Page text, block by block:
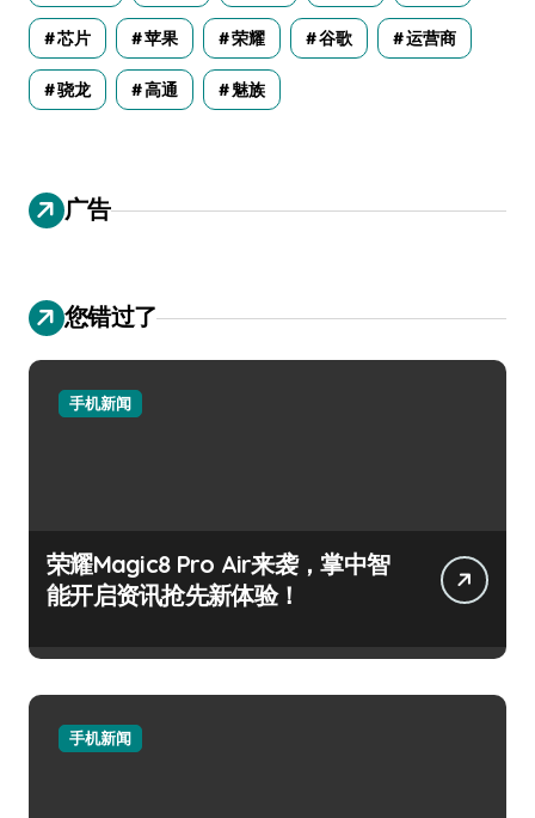
芯片 苹果 荣耀 谷歌 运营商
骁龙 高通 魅族
广告
您错过了
手机新闻
荣耀Magic8 Pro Air来袭，掌中智
能开启资讯抢先新体验！
手机新闻